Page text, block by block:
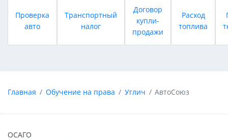
Проверка
авто
Транспортный
налог
Договор
купли-
продажи
Расход
топлива
Главная Обучение на права Углич АвтоСоюз
ОСАГО